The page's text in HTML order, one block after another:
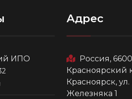
ИПО
Адрес
Россия,
Красноярский
Красноярск,
Железняка 1